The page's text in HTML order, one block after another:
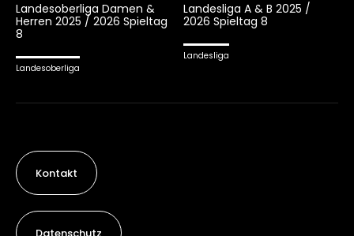
Landesoberliga Damen &
Herren 2025 / 2026 Spieltag
8
Landesoberliga
Landesliga A & B 2025 /
2026 Spieltag 8
Landesliga
Kontakt